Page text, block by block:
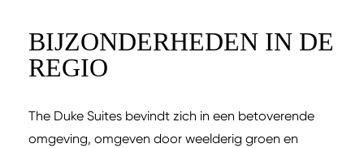
BIJZONDERHEDEN IN DE
REGIO
The Duke Suites bevindt zich in een betoverende
omgeving, omgeven door weelderig groen en